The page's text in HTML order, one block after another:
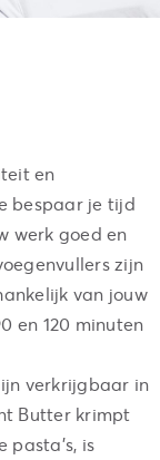
en
bespaar je tijd
werk goed en
zijn
van jouw
en 120 minuten
verkrijgbaar in
Butter krimpt
is